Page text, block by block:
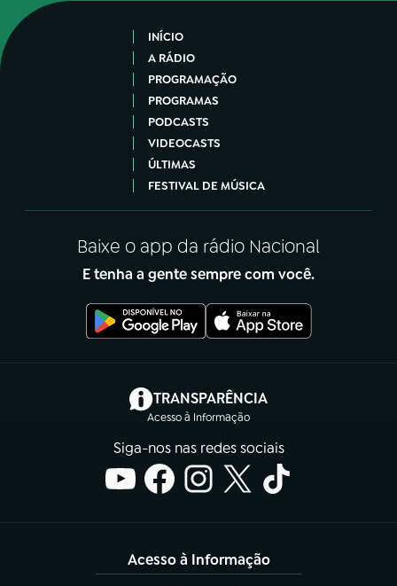
INÍCIO
A RÁDIO
PROGRAMAÇÃO
PROGRAMAS
PODCASTS
VIDEOCASTS
ÚLTIMAS
FESTIVAL DE MÚSICA
Baixe o app da rádio Nacional
E tenha a gente sempre com você.
TRANSPARÊNCIA
Acesso à Informação
(abre em nova aba)
Siga-nos nas redes sociais
Acesso à Informação